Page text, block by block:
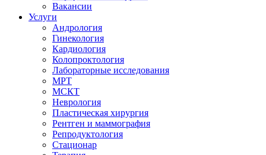
Вакансии
Услуги
Андрология
Гинекология
Кардиология
Колопроктология
Лабораторные исследования
МРТ
МСКТ
Неврология
Пластическая хирургия
Рентген и маммография
Репродуктология
Стационар